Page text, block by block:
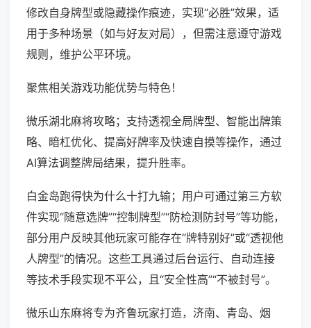
修改自身牌型或隐藏操作痕迹，实现“必胜”效果，适
用于多种场景（如与好友对局），但需注意遵守游戏
规则，维护公平环境。
聚焦相关游戏功能优势与特色！
微乐湖北麻将攻略；支持透视全局牌型、智能出牌策
略、暗杠优化、提高好牌率及快速自摸等操作，通过
AI算法调整牌局结果，提升胜率。
白金岛跑得快为什么十打九输；用户可通过第三方软
件实现“随意选牌”“控制牌型”“防检测防封号”等功能，
部分用户反映其他玩家可能存在“牌特别好”或“透视他
人牌型”的情况。这些工具通过后台运行、自动连接
等技术手段实现不平公，且“安全性高”“不被封号”。
微乐山东麻将专为齐鲁玩家打造，济南、青岛、烟